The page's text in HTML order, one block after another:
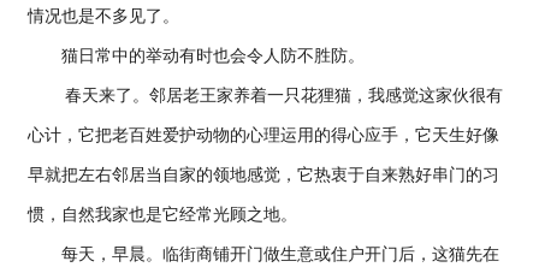
情况也是不多见了。
猫日常中的举动有时也会令人防不胜防。
春天来了。邻居老王家养着一只花狸猫，我感觉这家伙很有
心计，它把老百姓爱护动物的心理运用的得心应手，它天生好像
早就把左右邻居当自家的领地感觉，它热衷于自来熟好串门的习
惯，自然我家也是它经常光顾之地。
每天，早晨。临街商铺开门做生意或住户开门后，这猫先在